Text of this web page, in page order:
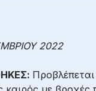
2022
Προβλέπεται